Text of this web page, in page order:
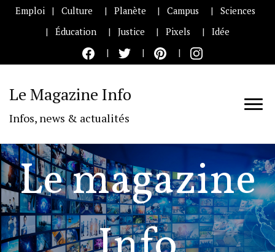
Emploi Culture Planète Campus
Sciences
Éducation
Justice Pixels Idée
Le Magazine Info
Infos, news & actualités
Le magazine